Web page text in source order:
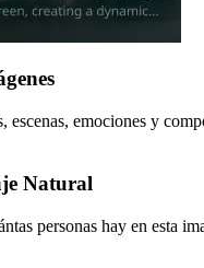
escenas, emociones y
Natural
personas hay en esta